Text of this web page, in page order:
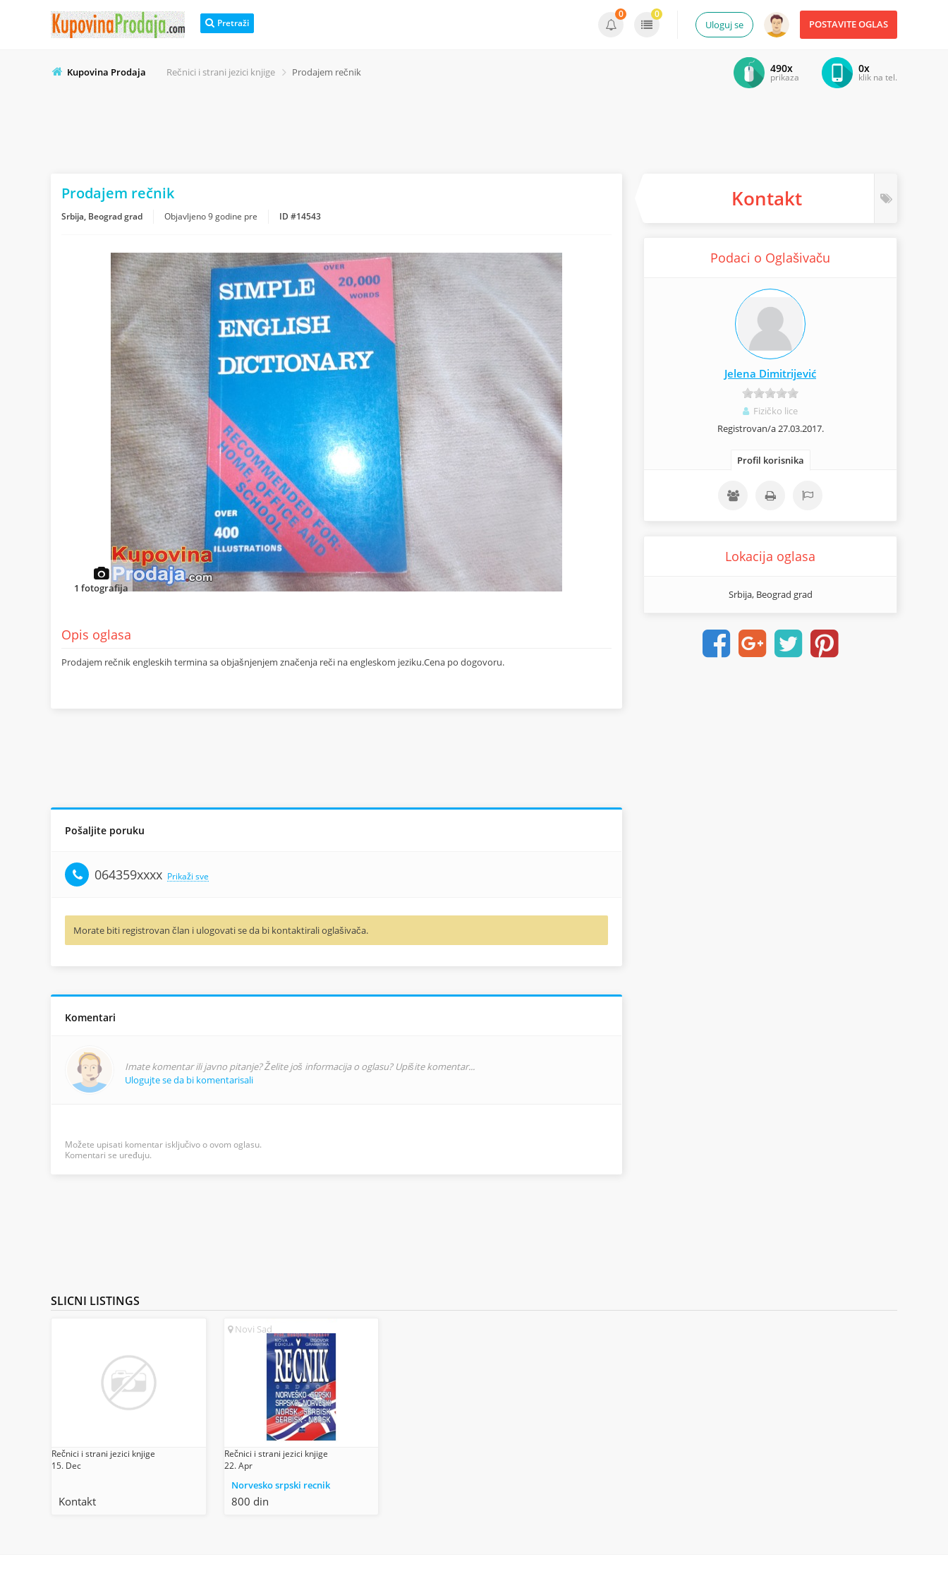
Pretraži POSTAVITE OGLAS
Uloguj se
0 0
Kupovina Prodaja Rečnici i strani jezici knjige Prodajem rečnik 0x
klik na tel.
490x
prikaza
Prodajem rečnik
Srbija, Beograd grad Objavljeno9 godine pre ID #14543
1 fotografija
Opis oglasa
Prodajem rečnik engleskih termina sa objašnjenjem značenja reči na engleskom jeziku.Cena po dogovoru.
Pošaljite poruku
064359xxxx Prikaži sve
Morate biti registrovan član i ulogovati se da bi kontaktirali oglašivača.
Komentari
Imate komentar ili javno pitanje? Želite još informacija o oglasu? Upišite komentar...
Ulogujte se da bi komentarisali
Možete upisati komentar isključivo o ovom oglasu.
Komentari se uređuju.
Kontakt
Podaci o Oglašivaču
Jelena Dimitrijević
Fizičko lice
Registrovan/a 27.03.2017.
Profil korisnika
Lokacija oglasa
Srbija, Beograd grad
SLICNI LISTINGS
Rečnici i strani jezici knjige
15. Dec
Kontakt
Novi Sad
Rečnici i strani jezici knjige
22. Apr
Norvesko srpski recnik
800 din